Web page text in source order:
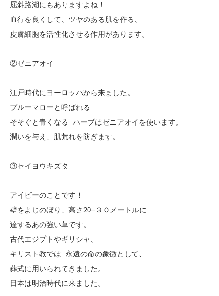
屈斜路湖にもありますよね！
血行を良くして、ツヤのある肌を作る、
皮膚細胞を活性化させる作用があります。
②ゼニアオイ
江戸時代にヨーロッパから来ました。
ブルーマローと呼ばれる
そそぐと青くなる ハーブはゼニアオイを使います。
潤いを与え、肌荒れを防ぎます。
③セイヨウキズタ
アイビーのことです！
壁をよじのぼり、高さ20−３０メートルに
達するあの強い草です。
古代エジプトやギリシャ、
キリスト教では 永遠の命の象徴として、
葬式に用いられてきました。
日本は明治時代に来ました。